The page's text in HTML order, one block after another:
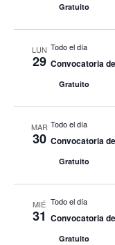
Gratuito
LUN
29
Todo el día
Convocatoria
Gratuito
MAR
30
Todo el día
Convocatoria
Gratuito
MIÉ
31
Todo el día
Convocatoria
Gratuito